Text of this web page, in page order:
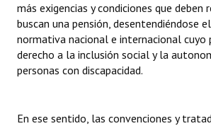
más exigencias y condiciones que deben
buscan una pensión, desentendiéndose
normativa nacional e internacional cuyo
derecho a la inclusión social y la
personas con discapacidad.
En ese sentido, las convenciones y